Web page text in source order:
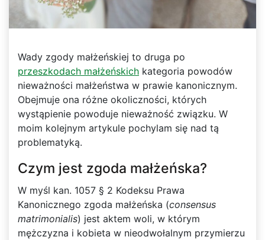
Wady zgody małżeńskiej to druga po
przeszkodach małżeńskich kategoria powodów
nieważności małżeństwa w prawie kanonicznym.
Obejmuje ona różne okoliczności, których
wystąpienie powoduje nieważność związku. W
moim kolejnym artykule pochylam się nad tą
problematyką.
Czym jest zgoda małżeńska?
W myśl kan. 1057 § 2 Kodeksu Prawa
Kanonicznego zgoda małżeńska (consensus
matrimonialis) jest aktem woli, w którym
mężczyzna i kobieta w nieodwołalnym przymierzu